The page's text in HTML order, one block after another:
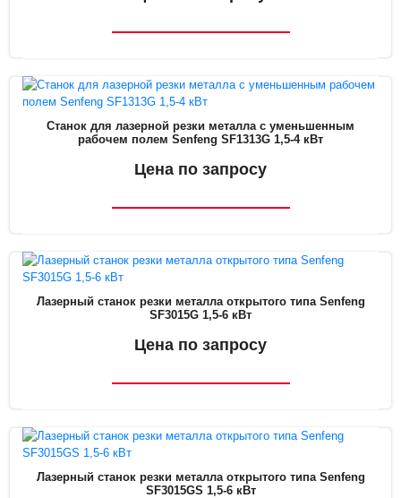
Станок для лазерной резки металла с уменьшенным
рабочем полем Senfeng SF1313G 1,5-4 кВт
Цена по запросу
Лазерный станок резки металла открытого типа Senfeng
SF3015G 1,5-6 кВт
Цена по запросу
Лазерный станок резки металла открытого типа Senfeng
SF3015GS 1,5-6 кВт